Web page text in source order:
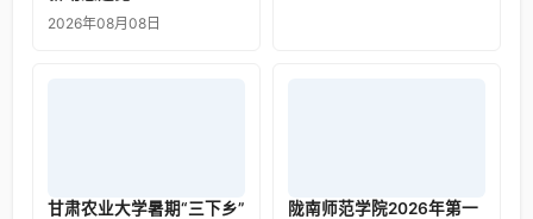
2026年08月08日
甘肃农业大学暑期“三下乡”
陇南师范学院2026年第一